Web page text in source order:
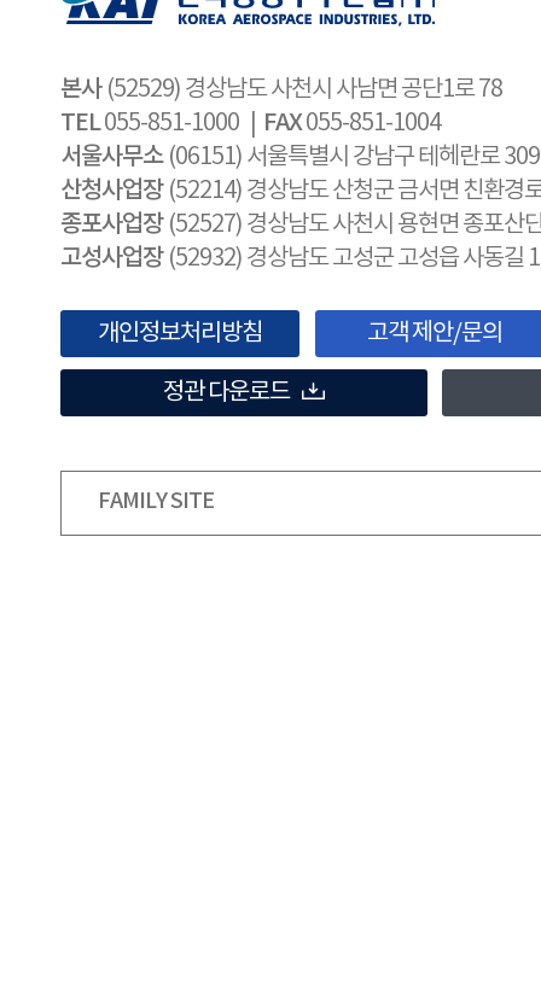
본사 (52529) 경상남도 사천시 사남면 공단1로 78
TEL055-851-1000 | FAX055-851-1004
서울사무소 (06151) 서울특별시 강남구 테헤란로
산청사업장 (52214) 경상남도 산청군 금서면 친환경
종포사업장 (52527) 경상남도 사천시 용현면 종포산
고성사업장 (52932) 경상남도 고성군 고성읍 사동길
개인정보처리방침 고객 제안/문의
정관 다운로드
FAMILY SITE